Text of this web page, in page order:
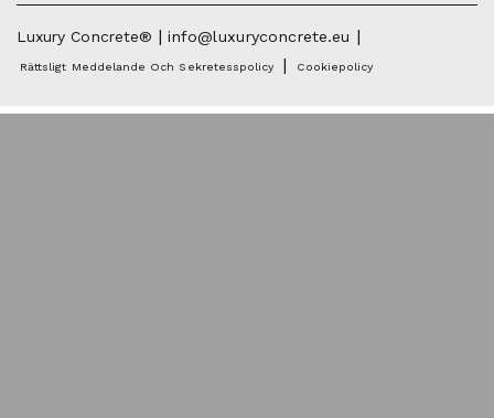
Luxury Concrete® |info@luxuryconcrete.eu |
Rättsligt Meddelande Och Sekretesspolicy | Cookiepolicy